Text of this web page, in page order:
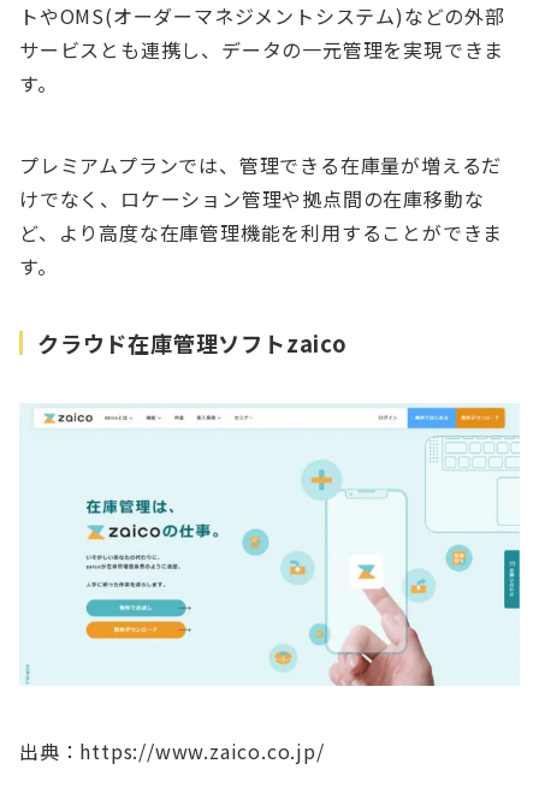
トやOMS(オーダーマネジメントシステム)などの外部
サービスとも連携し、データの一元管理を実現できま
す。
プレミアムプランでは、管理できる在庫量が増えるだ
けでなく、ロケーション管理や拠点間の在庫移動な
ど、より高度な在庫管理機能を利用することができま
す。
クラウド在庫管理ソフトzaico
出典：https://www.zaico.co.jp/